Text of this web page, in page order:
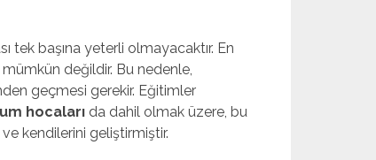
başına yeterli olmayacaktır. En
değildir. Bu nedenle,
geçmesi gerekir. Eğitimler
hocaları da dahil olmak üzere, bu
kendilerini geliştirmiştir.